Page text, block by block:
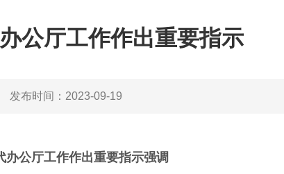
公厅工作作出重要指示
发布时间： 2023-09-19
办公厅工作作出重要指示强调